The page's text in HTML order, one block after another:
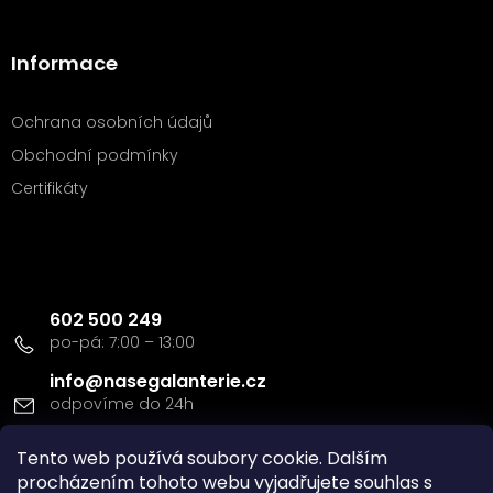
Tento web používá soubory cookie. Dalším
procházením tohoto webu vyjadřujete souhlas s
Informace
Ochrana osobních údajů
Obchodní podmínky
Certifikáty
info@nasegalanterie.cz
602 500 249
Doprava a platba